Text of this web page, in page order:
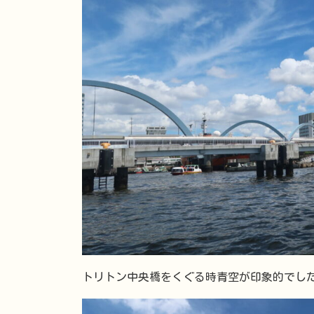
トリトン中央橋をくぐる時青空が印象的でし